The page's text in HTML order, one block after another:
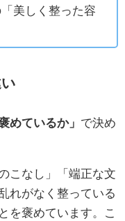
美しく整った容
めているか」 で決め
こなし」「端正な文
れがなく整っている
を褒めています。こ